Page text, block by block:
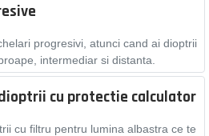
progresivi, atunci cand ai dioptrii
intermediar si distanta.
cu protectie calculator
cu filtru pentru lumina albastra ce te